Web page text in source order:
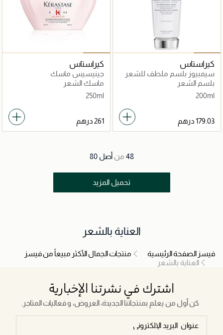
كيراستاس
سيمبيوز بلسم ملطف للشعر
المعرّض للقشرة 200 مل
بلسم الشعر
200ml
كيراستاس
جينيسيس ماسك
ريكونستيتيونت 200مل
ماسك الشعر
250ml
48 من أصل 80
تحميل المزيد
العناية بالشعر
فيسز الصفحة الرئيسية
منتجات الجمال الأكثر مبيعاً من فيسز
العناية بالشعر
اشترك في نشرتنا الإخبارية
كن أول من يعلم بمنتجاتنا الجديدة، العروض، و فعاليات المتاجر.